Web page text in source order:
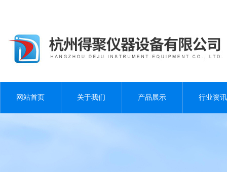
网站首页 关于我们 产品展示 行业资讯